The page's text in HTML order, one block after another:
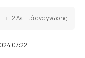
07:22
2 Λεπτά αναγνωσης